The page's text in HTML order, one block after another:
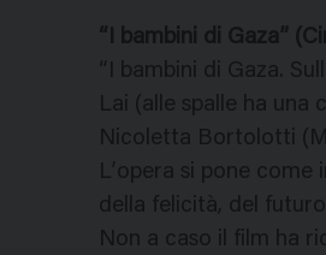
“I bambini di Gaza”
“I bambini di Gaza.
Lai (alle spalle ha una
Nicoletta Bortolotti
L’opera si pone
della felicità, del
Non a caso il film ha